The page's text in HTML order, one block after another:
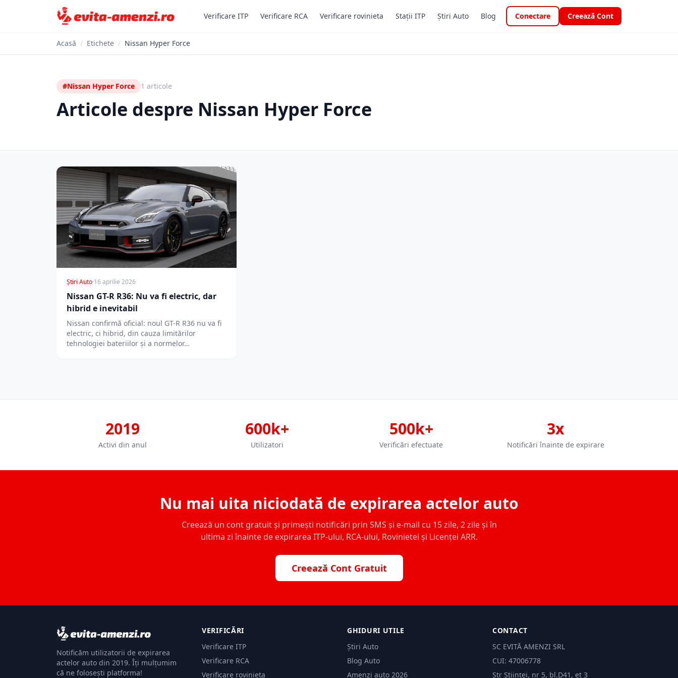
Verificare ITP Verificare RCA Verificare rovinieta Stații ITP Știri Auto Blog Conectare Creează Cont
Acasă / Etichete / Nissan Hyper Force
#Nissan Hyper Force 1 articole
Articole despre Nissan Hyper Force
Știri Auto·16 aprilie 2026
Nissan GT-R R36: Nu va fi electric, dar
hibrid e inevitabil
Nissan confirmă oficial: noul GT-R R36 nu va fi
electric, ci hibrid, din cauza limitărilor
tehnologiei bateriilor și a normelor…
2019
Activi din anul
600k+
Utilizatori
500k+
Verificări efectuate
3x
Notificări înainte de expirare
Nu mai uita niciodată de expirarea actelor auto
Creează un cont gratuit și primești notificări prin SMS și e-mail cu 15 zile, 2 zile și în
ultima zi înainte de expirarea ITP-ului, RCA-ului, Rovinietei și Licenței ARR.
Creează Cont Gratuit
Notificăm utilizatorii de expirarea
actelor auto din 2019. Îți mulțumim
că ne folosești platforma!
VERIFICĂRI
Verificare ITP
Verificare RCA
Verificare rovinieta
GHIDURI UTILE
Știri Auto
Blog Auto
Amenzi auto 2026
CONTACT
SC EVITĂ AMENZI SRL
CUI: 47006778
Str Științei, nr 5, bl.D41, et 3